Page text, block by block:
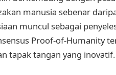
manusia sebenar
muncul sebagai
Proof-of-Humanity
tapak tangan yang inovatif.